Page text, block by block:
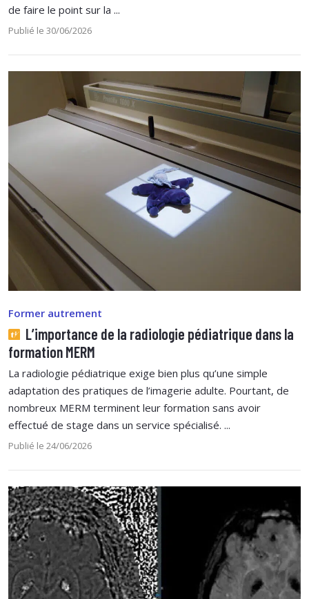
de faire le point sur la ...
Publié le 30/06/2026
Former autrement
L’importance de la radiologie pédiatrique dans la
formation MERM
La radiologie pédiatrique exige bien plus qu’une simple
adaptation des pratiques de l’imagerie adulte. Pourtant, de
nombreux MERM terminent leur formation sans avoir
effectué de stage dans un service spécialisé. ...
Publié le 24/06/2026